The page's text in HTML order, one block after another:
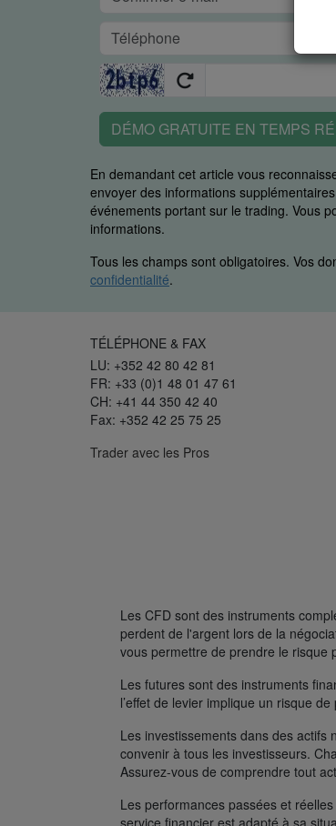
DÉMO GRATUITE EN TEMPS
En demandant cet article vous
envoyer des informations
événements portant sur le trading. Vous
informations.
Tous les champs sont obligatoires. Vos
confidentialité.
TÉLÉPHONE & FAX
LU: +352 42 80 42 81
FR: +33 (0)1 48 01 47 61
CH: +41 44 350 42 40
Fax: +352 42 25 75 25
Trader avec les Pros
Les CFD sont des instruments
perdent de l'argent lors de la
vous permettre de prendre le risque
Les futures sont des instruments
l’effet de levier implique un risque
Les investissements dans des
convenir à tous les investisseurs.
Assurez-vous de comprendre tout
Les performances passées et
service financier est adapté à sa